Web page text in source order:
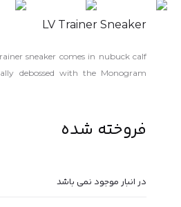
LV Trainer Sneaker
sneaker comes in nubuck calf
debossed with the Monogram
فروخته شده
در انبار موجود نمی باشد